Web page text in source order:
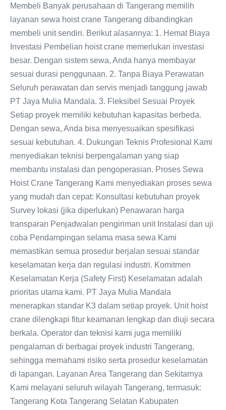
Membeli Banyak perusahaan di Tangerang memilih
layanan sewa hoist crane Tangerang dibandingkan
membeli unit sendiri. Berikut alasannya: 1. Hemat Biaya
Investasi Pembelian hoist crane memerlukan investasi
besar. Dengan sistem sewa, Anda hanya membayar
sesuai durasi penggunaan. 2. Tanpa Biaya Perawatan
Seluruh perawatan dan servis menjadi tanggung jawab
PT Jaya Mulia Mandala. 3. Fleksibel Sesuai Proyek
Setiap proyek memiliki kebutuhan kapasitas berbeda.
Dengan sewa, Anda bisa menyesuaikan spesifikasi
sesuai kebutuhan. 4. Dukungan Teknis Profesional Kami
menyediakan teknisi berpengalaman yang siap
membantu instalasi dan pengoperasian. Proses Sewa
Hoist Crane Tangerang Kami menyediakan proses sewa
yang mudah dan cepat: Konsultasi kebutuhan proyek
Survey lokasi (jika diperlukan) Penawaran harga
transparan Penjadwalan pengiriman unit Instalasi dan uji
coba Pendampingan selama masa sewa Kami
memastikan semua prosedur berjalan sesuai standar
keselamatan kerja dan regulasi industri. Komitmen
Keselamatan Kerja (Safety First) Keselamatan adalah
prioritas utama kami. PT Jaya Mulia Mandala
menerapkan standar K3 dalam setiap proyek. Unit hoist
crane dilengkapi fitur keamanan lengkap dan diuji secara
berkala. Operator dan teknisi kami juga memiliki
pengalaman di berbagai proyek industri Tangerang,
sehingga memahami risiko serta prosedur keselamatan
di lapangan. Layanan Area Tangerang dan Sekitarnya
Kami melayani seluruh wilayah Tangerang, termasuk:
Tangerang Kota Tangerang Selatan Kabupaten